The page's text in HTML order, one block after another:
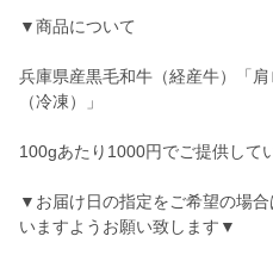
▼商品について
兵庫県産黒毛和牛（経産牛）「
（冷凍）」
100gあたり1000円でご提供して
▼お届け日の指定をご希望の場
いますようお願い致します▼